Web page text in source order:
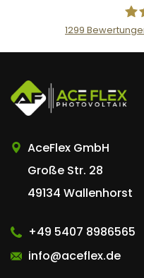
1299
AceFlex GmbH
Große Str. 28
49134 Wallenhorst
+49 5407 8986565
info@aceflex.de